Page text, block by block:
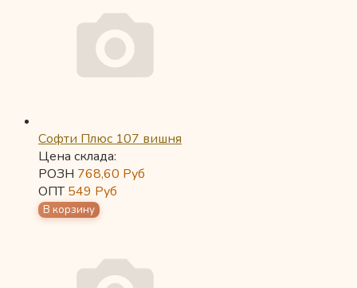
Софти Плюс 107 вишня
Цена склада:
РОЗН 768,60 Руб
ОПТ549 Руб